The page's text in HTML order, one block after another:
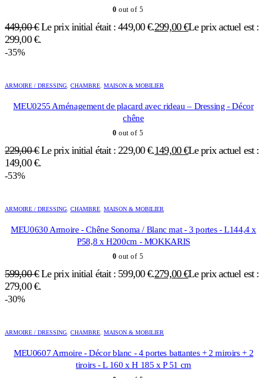
0 out of 5
449,00€ Le prix initial était : 449,00 €.299,00€Le prix actuel est :
299,00 €.
-35%
ARMOIRE / DRESSING CHAMBRE MAISON & MOBILIER
MEU0255 Aménagement de placard avec rideau – Dressing - Décor
chêne
0 out of 5
229,00€ Le prix initial était : 229,00 €.149,00€Le prix actuel est :
149,00 €.
-53%
ARMOIRE / DRESSING CHAMBRE MAISON & MOBILIER
MEU0630 Armoire - Chêne Sonoma / Blanc mat - 3 portes - L144,4 x
P58,8 x H200cm - MOKKARIS
0 out of 5
599,00€ Le prix initial était : 599,00 €.279,00€Le prix actuel est :
279,00 €.
-30%
ARMOIRE / DRESSING CHAMBRE MAISON & MOBILIER
MEU0607 Armoire - Décor blanc - 4 portes battantes + 2 miroirs + 2
tiroirs - L 160 x H 185 x P 51 cm